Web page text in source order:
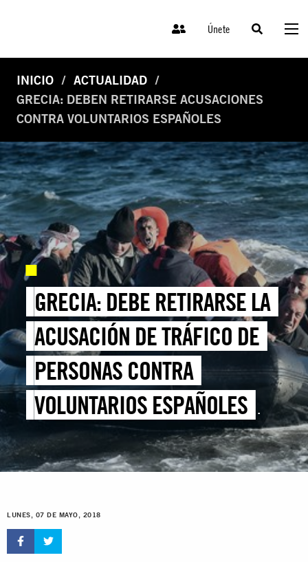
Únete
INICIO
ACTUALIDAD
GRECIA: DEBEN RETIRARSE ACUSACIONES
CONTRA VOLUNTARIOS ESPAÑOLES
GRECIA: DEBE RETIRARSE LA
ACUSACIÓN DE TRÁFICO DE
PERSONAS CONTRA
VOLUNTARIOS ESPAÑOLES
QUE REALIZABAN TAREAS DE
SALVAMENTO DE PERSONAS
REFUGIADAS
LUNES, 07 DE MAYO, 2018